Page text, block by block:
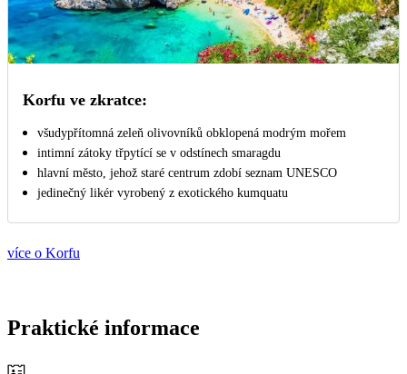
Korfu ve zkratce:
všudypřítomná zeleň olivovníků obklopená modrým mořem
intimní zátoky třpytící se v odstínech smaragdu
hlavní město, jehož staré centrum zdobí seznam UNESCO
jedinečný likér vyrobený z exotického kumquatu
více o Korfu
Praktické informace